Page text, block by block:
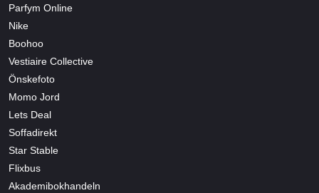
Parfym Online
Nike
Boohoo
Vestiaire Collective
Önskefoto
Momo Jord
Lets Deal
Soffadirekt
Star Stable
Flixbus
Akademibokhandeln